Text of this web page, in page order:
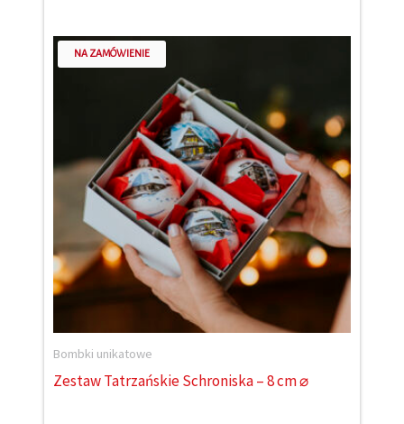
NA ZAMÓWIENIE
Bombki unikatowe
Zestaw Tatrzańskie Schroniska – 8 cm ⌀